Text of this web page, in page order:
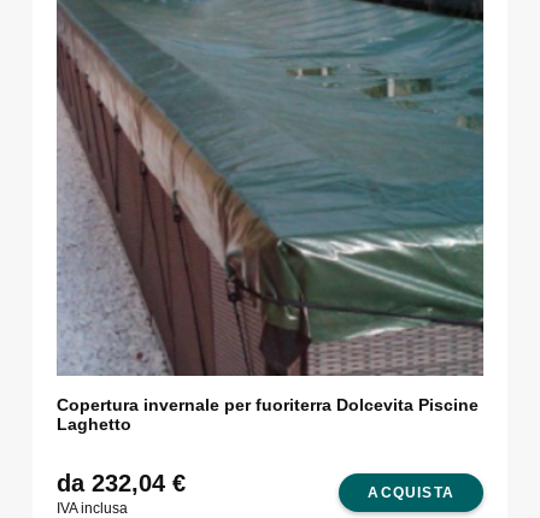
Copertura invernale per fuoriterra Dolcevita Piscine
Laghetto
ACQUISTA
da 232,04 €
IVA inclusa